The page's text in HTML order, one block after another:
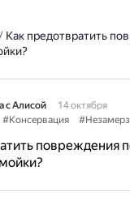
Как предотвратить
с Алисой
14 октября
#Консервация
повреждения